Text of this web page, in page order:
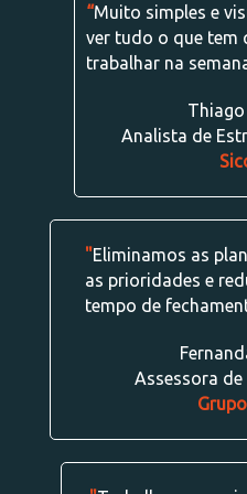
“Muito simples e
ver tudo o que tem
trabalhar na
Analista de
"Eliminamos as
as prioridades e
tempo de
Assessora